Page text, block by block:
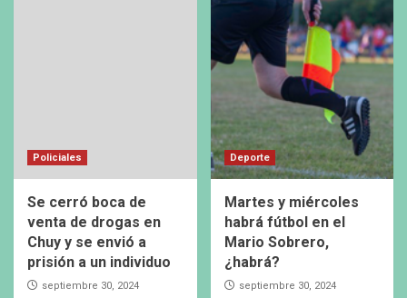
Policiales
Se cerró boca de
venta de drogas en
Chuy y se envió a
prisión a un individuo
septiembre 30, 2024
Deporte
Martes y miércoles
habrá fútbol en el
Mario Sobrero,
¿habrá?
septiembre 30, 2024